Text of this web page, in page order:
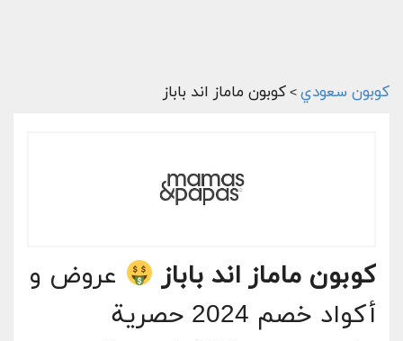
كوبون سعودي > كوبون ماماز اند باباز
كوبون ماماز اند باباز
عروض و
أكواد خصم 2024 حصرية